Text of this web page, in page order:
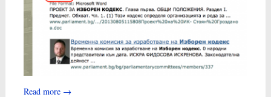
Read more →